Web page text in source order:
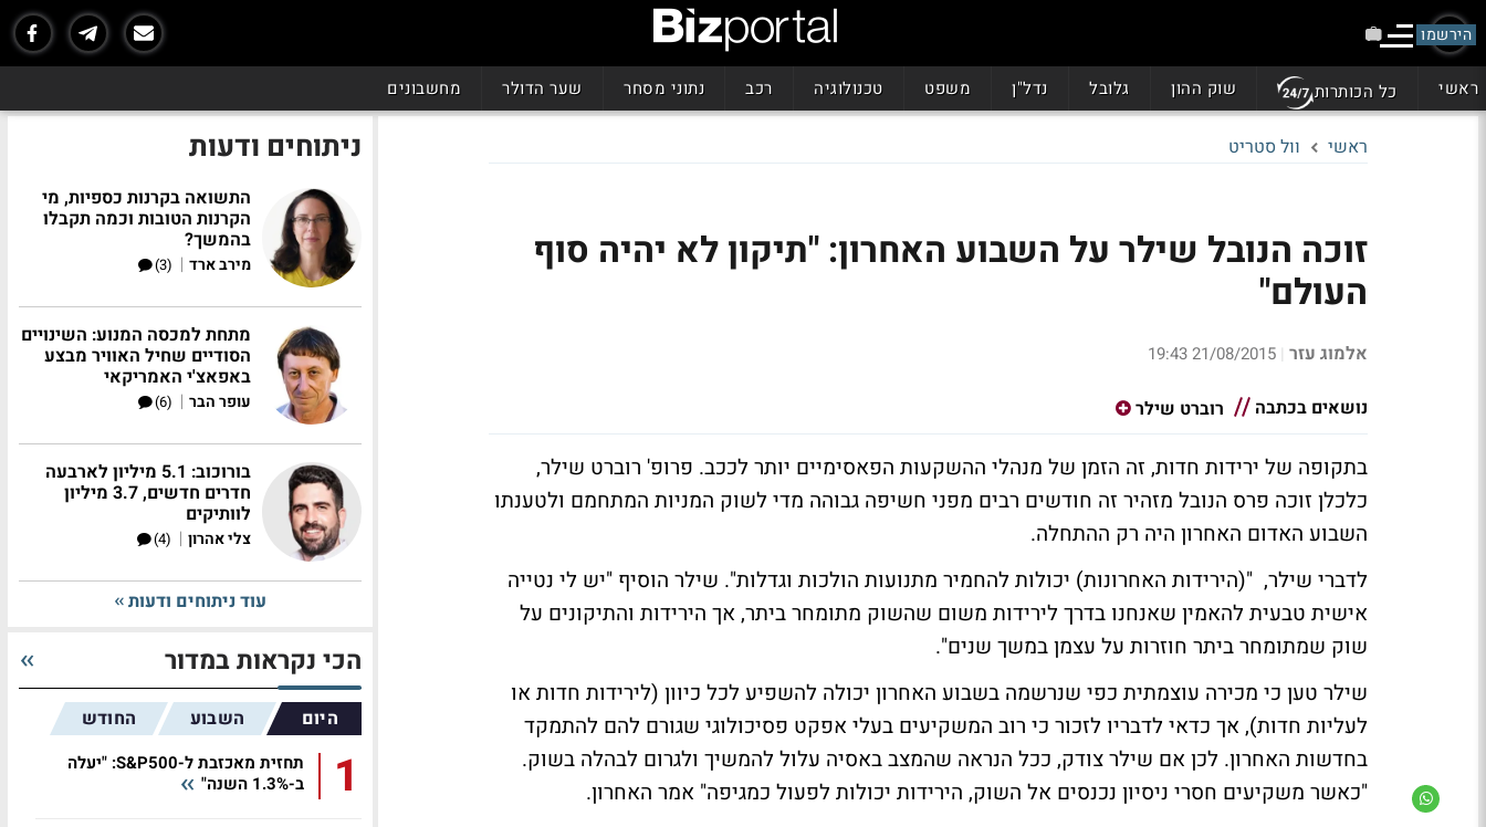
הירשמו
ראשי כל הכותרות שוק ההון גלובל נדל"ן משפט טכנולוגיה רכב נתוני מסחר שער הדולר מחשבונים
ראשי וול סטריט
זוכה הנובל שילר על השבוע האחרון: "תיקון לא יהיה סוף
העולם"
אלמוג עזר |
21/08/2015 19:43
נושאים בכתבה רוברט שילר
בתקופה של ירידות חדות, זה הזמן של מנהלי ההשקעות הפאסימיים יותר לככב. פרופ' רוברט שילר,
כלכלן זוכה פרס הנובל מזהיר זה חודשים רבים מפני חשיפה גבוהה מדי לשוק המניות המתחמם ולטענתו
השבוע האדום האחרון היה רק ההתחלה.
לדברי שילר, "(הירידות האחרונות) יכולות להחמיר מתנועות הולכות וגדלות". שילר הוסיף "יש לי נטייה
אישית טבעית להאמין שאנחנו בדרך לירידות משום שהשוק מתומחר ביתר, אך הירידות והתיקונים על
שוק שמתומחר ביתר חוזרות על עצמן במשך שנים".
שילר טען כי מכירה עוצמתית כפי שנרשמה בשבוע האחרון יכולה להשפיע לכל כיוון (לירידות חדות או
לעליות חדות), אך כדאי לדבריו לזכור כי רוב המשקיעים בעלי אפקט פסיכולוגי שגורם להם להתמקד
בחדשות האחרון. לכן אם שילר צודק, ככל הנראה שהמצב באסיה עלול להמשיך ולגרום לבהלה בשוק.
"כאשר משקיעים חסרי ניסיון נכנסים אל השוק, הירידות יכולות לפעול כמגיפה" אמר האחרון.
ניתוחים ודעות
התשואה בקרנות כספיות, מי
הקרנות הטובות וכמה תקבלו
בהמשך?
מירב ארד |
(3)
מתחת למכסה המנוע: השינויים
הסודיים שחיל האוויר מבצע
באפאצ'י האמריקאי
עופר הבר |
(6)
בורוכוב: 5.1 מיליון לארבעה
חדרים חדשים, 3.7 מיליון
לוותיקים
צלי אהרון |
(4)
עוד ניתוחים ודעות
הכי נקראות במדור
היום השבוע החודש
1
תחזית מאכזבת ל-S&P500: "יעלה
ב-1.3% השנה"